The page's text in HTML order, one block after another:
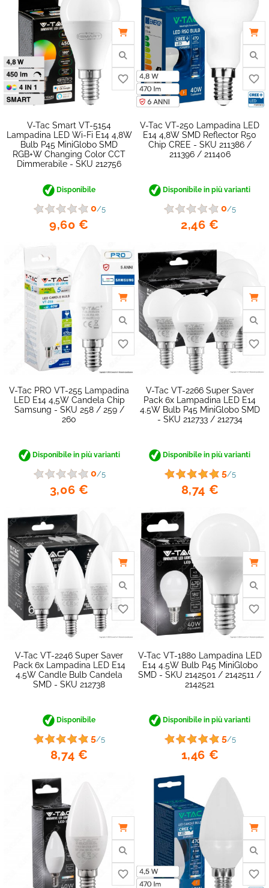
V-Tac Smart VT-5154
Lampadina LED Wi-Fi E14 4,8W
Bulb P45 MiniGlobo SMD
RGB+W Changing Color CCT
Dimmerabile - SKU 212756
Disponibile
0/5
9,60 €
V-Tac VT-250 Lampadina LED
E14 4,8W SMD Reflector R50
Chip CREE - SKU 211386 /
211396 / 211406
Disponibile in più varianti
0/5
2,46 €
V-Tac PRO VT-255 Lampadina
LED E14 4,5W Candela Chip
Samsung - SKU 258 / 259 /
260
Disponibile in più varianti
0/5
3,06 €
V-Tac VT-2266 Super Saver
Pack 6x Lampadina LED E14
4.5W Bulb P45 MiniGlobo SMD
- SKU 212733 / 212734
Disponibile in più varianti
5/5
8,74 €
V-Tac VT-2246 Super Saver
Pack 6x Lampadina LED E14
4.5W Candle Bulb Candela
SMD - SKU 212738
Disponibile
5/5
8,74 €
V-Tac VT-1880 Lampadina LED
E14 4.5W Bulb P45 MiniGlobo
SMD - SKU 2142501 / 2142511 /
2142521
Disponibile in più varianti
5/5
1,46 €